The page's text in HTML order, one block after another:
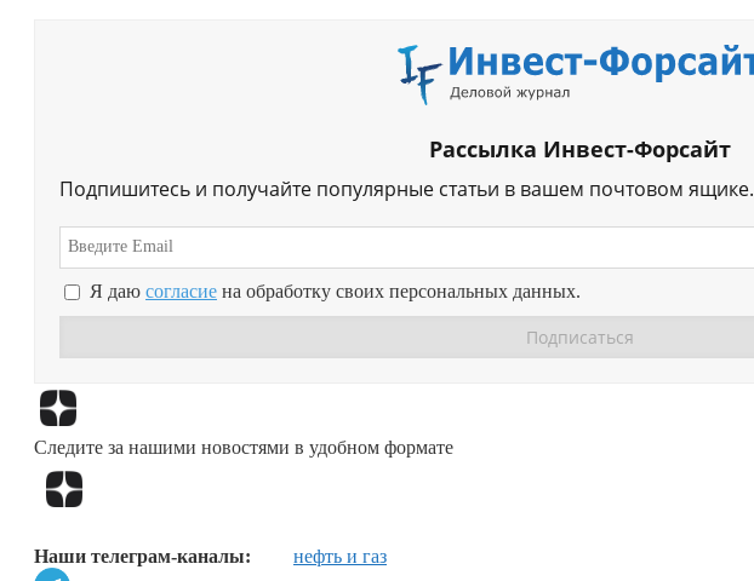
Рассылка Инвест-Форсайт
Подпишитесь и получайте популярные статьи в вашем почтовом ящике.
Я даю согласие на обработку своих персональных данных.
Следите за нашими новостями в удобном формате
Наши телеграм-каналы:
нефть и газ